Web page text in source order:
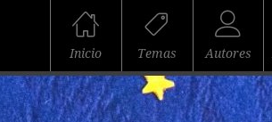
Inicio Temas Autores